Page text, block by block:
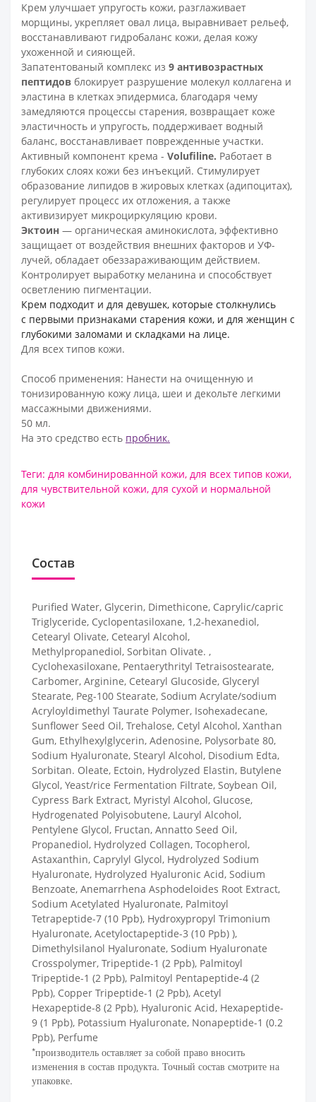
Крем улучшает упругость кожи, разглаживает
морщины, укрепляет овал лица, выравнивает рельеф,
восстанавливают гидробаланс кожи, делая кожу
ухоженной и сияющей.
Запатентованый комплекс из 9 антивозрастных
пептидов блокирует разрушение молекул коллагена и
эластина в клетках эпидермиса, благодаря чему
замедляются процессы старения, возвращает коже
эластичность и упругость, поддерживает водный
баланс, восстанавливает поврежденные участки.
Активный компонент крема - Volufiline. Работает в
глубоких слоях кожи без инъекций. Стимулирует
образование липидов в жировых клетках (адипоцитах),
регулирует процесс их отложения, а также
активизирует микроциркуляцию крови.
Эктоин — органическая аминокислота, эффективно
защищает от воздействия внешних факторов и УФ-
лучей, обладает обеззараживающим действием.
Контролирует выработку меланина и способствует
осветлению пигментации.
Крем подходит и для девушек, которые столкнулись
с первыми признаками старения кожи, и для женщин с
глубокими заломами и складками на лице.
Для всех типов кожи.
Способ применения: Нанести на очищенную и
тонизированную кожу лица, шеи и декольте легкими
массажными движениями.
50 мл.
На это средство есть пробник.
Теги: для комбинированной кожи, для всех типов кожи,
для чувствительной кожи, для сухой и нормальной
кожи
Состав
Purified Water, Glycerin, Dimethicone, Caprylic/capric
Triglyceride, Cyclopentasiloxane, 1,2-hexanediol,
Cetearyl Olivate, Cetearyl Alcohol,
Methylpropanediol, Sorbitan Olivate. ,
Cyclohexasiloxane, Pentaerythrityl Tetraisostearate,
Carbomer, Arginine, Cetearyl Glucoside, Glyceryl
Stearate, Peg-100 Stearate, Sodium Acrylate/sodium
Acryloyldimethyl Taurate Polymer, Isohexadecane,
Sunflower Seed Oil, Trehalose, Cetyl Alcohol, Xanthan
Gum, Ethylhexylglycerin, Adenosine, Polysorbate 80,
Sodium Hyaluronate, Stearyl Alcohol, Disodium Edta,
Sorbitan. Oleate, Ectoin, Hydrolyzed Elastin, Butylene
Glycol, Yeast/rice Fermentation Filtrate, Soybean Oil,
Cypress Bark Extract, Myristyl Alcohol, Glucose,
Hydrogenated Polyisobutene, Lauryl Alcohol,
Pentylene Glycol, Fructan, Annatto Seed Oil,
Propanediol, Hydrolyzed Collagen, Tocopherol,
Astaxanthin, Caprylyl Glycol, Hydrolyzed Sodium
Hyaluronate, Hydrolyzed Hyaluronic Acid, Sodium
Benzoate, Anemarrhena Asphodeloides Root Extract,
Sodium Acetylated Hyaluronate, Palmitoyl
Tetrapeptide-7 (10 Ppb), Hydroxypropyl Trimonium
Hyaluronate, Acetyloctapeptide-3 (10 Ppb) ),
Dimethylsilanol Hyaluronate, Sodium Hyaluronate
Crosspolymer, Tripeptide-1 (2 Ppb), Palmitoyl
Tripeptide-1 (2 Ppb), Palmitoyl Pentapeptide-4 (2
Ppb), Copper Tripeptide-1 (2 Ppb), Acetyl
Hexapeptide-8 (2 Ppb), Hyaluronic Acid, Hexapeptide-
9 (1 Ppb), Potassium Hyaluronate, Nonapeptide-1 (0.2
Ppb), Perfume
*производитель оставляет за собой право вносить
изменения в состав продукта. Точный состав смотрите на
упаковке.